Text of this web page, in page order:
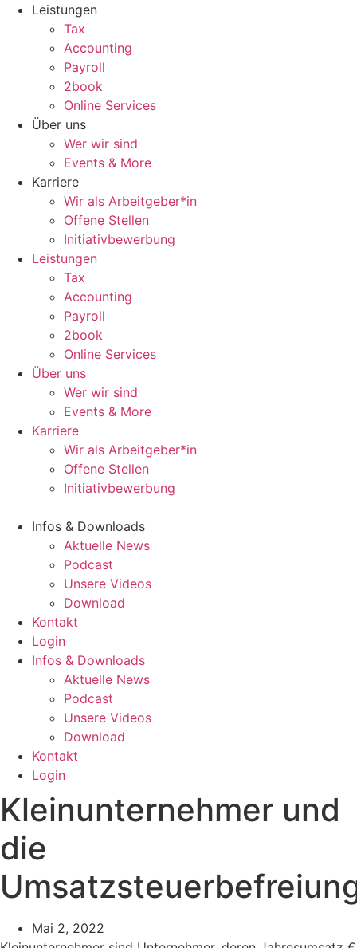
Zum
wechseln
Leistungen
Tax
Accounting
Payroll
2book
Online Services
Über uns
Wer wir sind
Events & More
Karriere
Wir als Arbeitgeber*in
Offene Stellen
Initiativbewerbung
Leistungen
Tax
Accounting
Payroll
2book
Online Services
Über uns
Wer wir sind
Events & More
Karriere
Wir als Arbeitgeber*in
Offene Stellen
Initiativbewerbung
Infos & Downloads
Aktuelle News
Podcast
Unsere Videos
Download
Kontakt
Login
Infos & Downloads
Aktuelle News
Podcast
Unsere Videos
Download
Kontakt
Login
Kleinunternehmer und
die
Mai 2, 2022